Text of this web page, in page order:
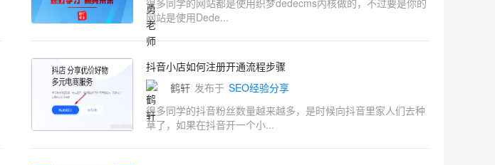
网站是使用Dede...
抖音小店如何注册开通流程步骤
鹤轩 发布于 SEO经验分享
很多同学的抖音粉丝数量越来越多，是时候向抖音里家人们去种
草了，如果在抖音开一个小...